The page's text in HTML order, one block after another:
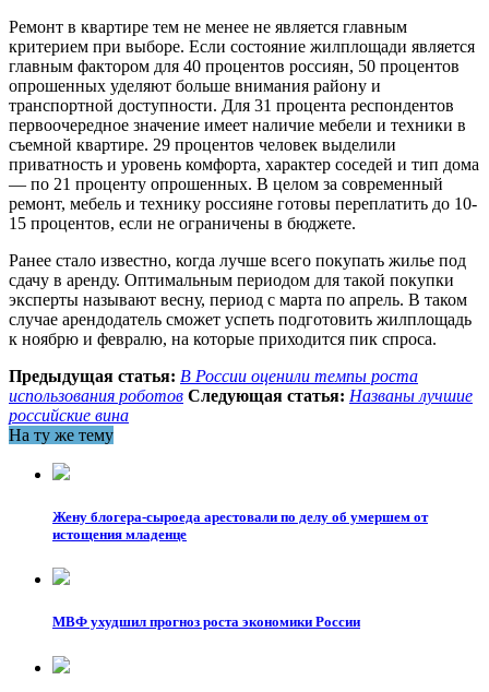
Ремонт в квартире тем не менее не является главным
критерием при выборе. Если состояние жилплощади является
главным фактором для 40 процентов россиян, 50 процентов
опрошенных уделяют больше внимания району и
транспортной доступности. Для 31 процента респондентов
первоочередное значение имеет наличие мебели и техники в
съемной квартире. 29 процентов человек выделили
приватность и уровень комфорта, характер соседей и тип дома
— по 21 проценту опрошенных. В целом за современный
ремонт, мебель и технику россияне готовы переплатить до 10-
15 процентов, если не ограничены в бюджете.
Ранее стало известно, когда лучше всего покупать жилье под
сдачу в аренду. Оптимальным периодом для такой покупки
эксперты называют весну, период с марта по апрель. В таком
случае арендодатель сможет успеть подготовить жилплощадь
к ноябрю и февралю, на которые приходится пик спроса.
Предыдущая статья: В России оценили темпы роста
использования роботов Следующая статья: Названы лучшие
российские вина
На ту же тему
Жену блогера-сыроеда арестовали по делу об умершем от
истощения младенце
МВФ ухудшил прогноз роста экономики России